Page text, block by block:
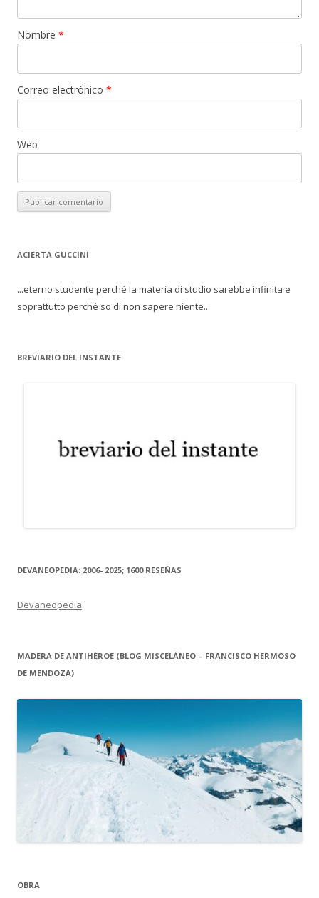
Nombre *
Correo electrónico *
Web
ACIERTA GUCCINI
...eterno studente perché la materia di studio sarebbe infinita e
soprattutto perché so di non sapere niente...
BREVIARIO DEL INSTANTE
DEVANEOPEDIA: 2006- 2025; 1600 RESEÑAS
Devaneopedia
MADERA DE ANTIHÉROE (BLOG MISCELÁNEO – FRANCISCO HERMOSO
DE MENDOZA)
OBRA